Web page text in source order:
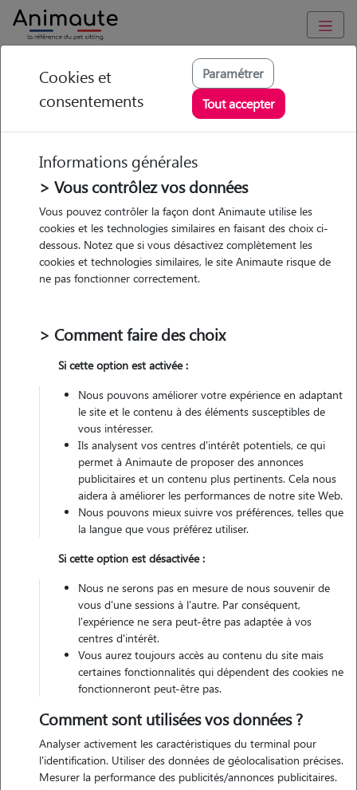
Animaute Grand-Est Épernay
Astrid - Petsitter à
EPERNAY
5/5 (1 avis)
• 33 ans
chez le Pet Sitter
Pas d'animaux Maison
Véhiculé
Gardes réalisées
Contacter
L'envoi d'une demande est sans engagement
Cookies et
consentements
Paramétrer
Tout accepter
Informations générales
> Vous contrôlez vos données
Vous pouvez contrôler la façon dont Animaute utilise les
cookies et les technologies similaires en faisant des choix ci-
dessous. Notez que si vous désactivez complètement les
cookies et technologies similaires, le site Animaute risque de
ne pas fonctionner correctement.
> Comment faire des choix
Si cette option est activée :
Nous pouvons améliorer votre expérience en adaptant
le site et le contenu à des éléments susceptibles de
vous intéresser.
Ils analysent vos centres d'intérêt potentiels, ce qui
permet à Animaute de proposer des annonces
publicitaires et un contenu plus pertinents. Cela nous
aidera à améliorer les performances de notre site Web.
Nous pouvons mieux suivre vos préférences, telles que
la langue que vous préférez utiliser.
Si cette option est désactivée :
Nous ne serons pas en mesure de nous souvenir de
vous d'une sessions à l'autre. Par conséquent,
l'expérience ne sera peut-être pas adaptée à vos
centres d'intérêt.
Vous aurez toujours accès au contenu du site mais
certaines fonctionnalités qui dépendent des cookies ne
fonctionneront peut-être pas.
Comment sont utilisées vos données ?
Analyser activement les caractéristiques du terminal pour
l'identification. Utiliser des données de géolocalisation précises.
Mesurer la performance des publicités/annonces publicitaires.